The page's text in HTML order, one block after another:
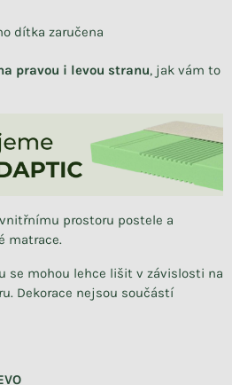
dítka zaručena
pravou i levou stranu, jak vám to
prostoru postele a
matrace.
se mohou lehce lišit v závislosti na
Dekorace nejsou součástí